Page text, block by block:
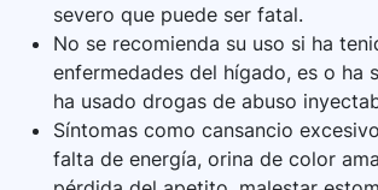
severo que puede ser fatal.
No se recomienda su uso si ha
enfermedades del hígado, es o ha
ha usado drogas de abuso
Síntomas como cansancio
falta de energía, orina de color